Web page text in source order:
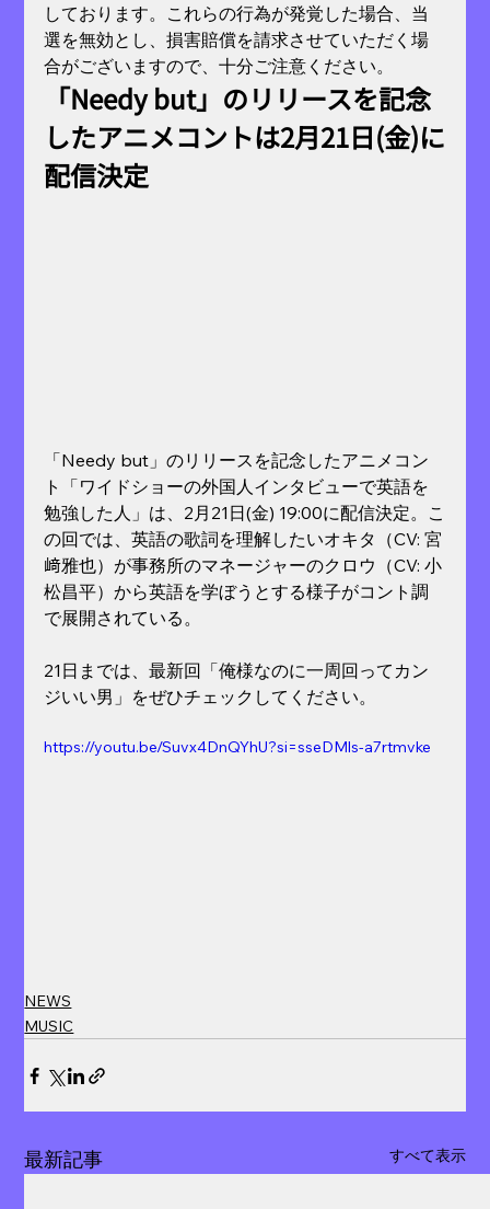
しております。これらの行為が発覚した場合、当
選を無効とし、損害賠償を請求させていただく場
合がございますので、十分ご注意ください。
「Needy but」のリリースを記念
したアニメコントは2月21日(金)に
配信決定
「Needy but」のリリースを記念したアニメコン
ト「ワイドショーの外国人インタビューで英語を
勉強した人」は、2月21日(金) 19:00に配信決定。こ
の回では、英語の歌詞を理解したいオキタ（CV: 宮
﨑雅也）が事務所のマネージャーのクロウ（CV: 小
松昌平）から英語を学ぼうとする様子がコント調
で展開されている。
21日までは、最新回「俺様なのに一周回ってカン
ジいい男」をぜひチェックしてください。
https://youtu.be/Suvx4DnQYhU?si=sseDMls-a7rtmvke
NEWS
MUSIC
最新記事 すべて表示